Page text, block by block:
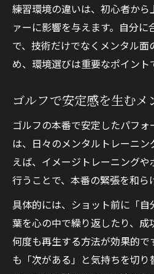
練習環境の違いは、初心者か
ァーに影響を与えます。自分に
で、技術だけでなくメンタル面
め、環境選びは重要なポイント
ゴルフで安定感を生むメ
ゴルフの本番で安定したパフ
は、日々のメンタルトレーニン
えば、イメージトレーニング
行うことで、本番の緊張を和ら
具体的には、ショット前に「
葉を心の中で繰り返したり、成
何度も再生する方法が効果的で
も「次がある」と気持ちを切り